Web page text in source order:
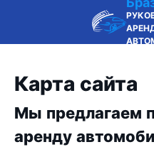
Карта сайта
Мы предлагаем
аренду